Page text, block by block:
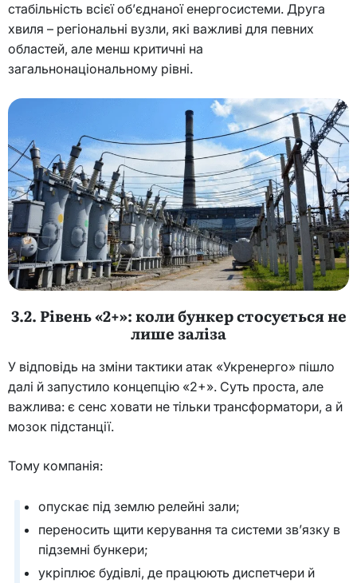
стабільність всієї об’єднаної енергосистеми. Друга
хвиля – регіональні вузли, які важливі для певних
областей, але менш критичні на
загальнонаціональному рівні.
3.2. Рівень «2+»: коли бункер стосується не
лише заліза
У відповідь на зміни тактики атак «Укренерго» пішло
далі й запустило концепцію «2+». Суть проста, але
важлива: є сенс ховати не тільки трансформатори, а й
мозок підстанції.
Тому компанія:
опускає під землю релейні зали;
переносить щити керування та системи зв’язку в
підземні бункери;
укріплює будівлі, де працюють диспетчери й